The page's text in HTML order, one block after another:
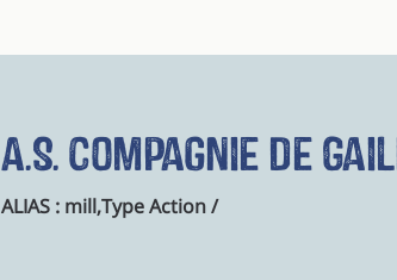
A.S. Compagnie de
ALIAS : mill,Type Action /